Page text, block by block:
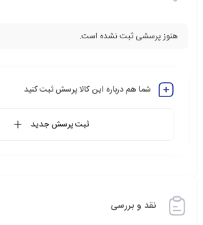
هنوز پرسشی ثبت نشده است.
شما هم درباره این کالا پرسش ثبت کنید
ثبت پرسش جدید
نقد و بررسی